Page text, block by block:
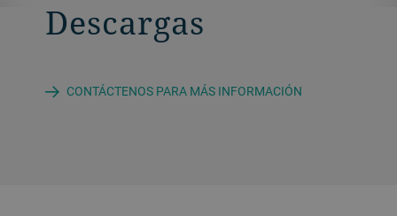
Descargas
CONTÁCTENOS PARA MÁS INFORMACIÓN